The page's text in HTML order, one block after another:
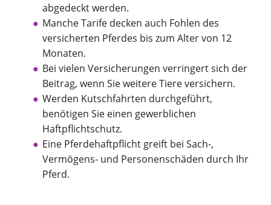
abgedeckt werden.
Manche Tarife decken auch Fohlen des
versicherten Pferdes bis zum Alter von 12
Monaten.
Bei vielen Versicherungen verringert sich der
Beitrag, wenn Sie weitere Tiere versichern.
Werden Kutschfahrten durchgeführt,
benötigen Sie einen gewerblichen
Haftpflichtschutz.
Eine Pferdehaftpflicht greift bei Sach-,
Vermögens- und Personenschäden durch Ihr
Pferd.